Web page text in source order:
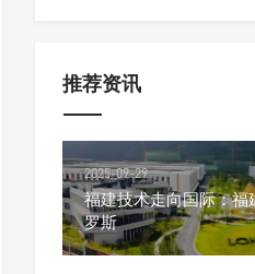
推荐资讯
2025-09-29
福建技术走向国际：福
罗斯